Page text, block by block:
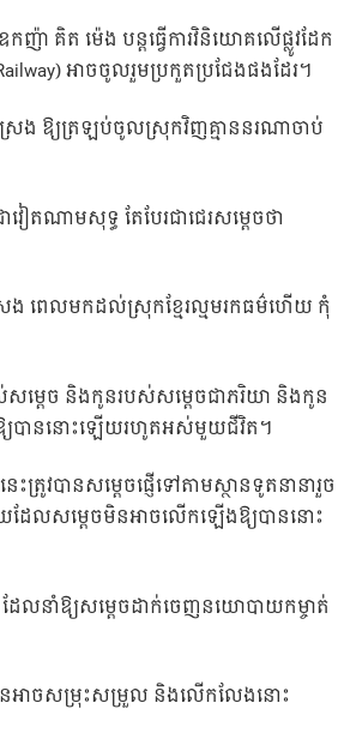
គិត ម៉េង បន្តធ្វើការវិនិយោគលើផ្លូវដែក
អាចចូលរួមប្រកួតប្រជែងផងដែរ។
ង ឱ្យត្រឡប់ចូលស្រុកវិញគ្មាននរណាចាប់
ៀតណាមសុទ្ធ តែបែរជាជេរសម្តេចថា
ង ពេលមកដល់ស្រុកខ្មែរល្មមរកធម៌ហើយ កុំ
សម្តេច និងកូនរបស់សម្តេចជាភរិយា និងកូន
យបាននោះឡើយរហូតអស់មួយជីវិត។
ះត្រូវបានសម្តេចផ្ញើទៅតាមស្ថានទូតនានារួច
ដែលសម្តេចមិនអាចលើកឡើងឱ្យបាននោះ
ដែលនាំឱ្យសម្តេចដាក់ចេញនយោបាយកម្ចាត់
នអាចសម្រុះសម្រួល និងលើកលែងនោះ